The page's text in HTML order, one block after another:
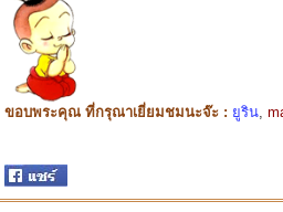
ขอบพระคุณ ที่กรุณาเยี่ยมชมนะจ๊ะ : ยูริน